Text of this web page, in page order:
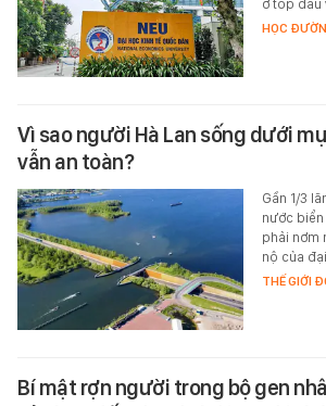
ở top đầu
HỌC
Vì sao người Hà Lan sống dưới
vẫn an toàn?
Gần 1/3
nước
phải nơm
nộ của
THẾ GIỚI
Bí mật rợn người trong bộ gen